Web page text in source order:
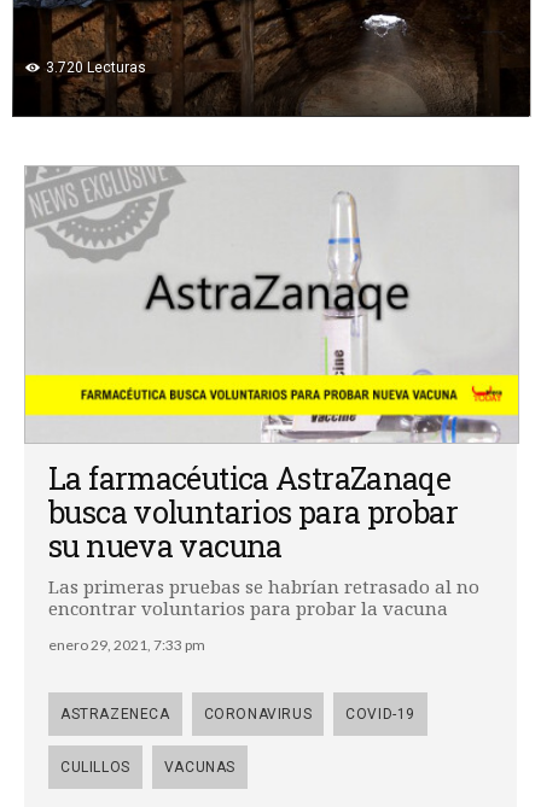
3.720Lecturas
La farmacéutica AstraZanaqe
busca voluntarios para probar
su nueva vacuna
Las primeras pruebas se habrían retrasado al no
encontrar voluntarios para probar la vacuna
enero 29, 2021, 7:33 pm
ASTRAZENECA CORONAVIRUS COVID-19
CULILLOS VACUNAS